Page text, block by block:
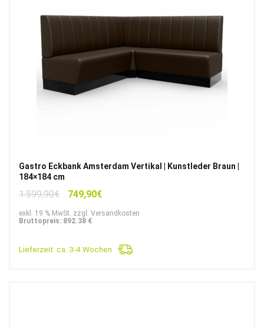
Gastro Eckbank Amsterdam Vertikal | Kunstleder Braun |
184×184 cm
1.599,90€
Ursprünglicher
war:
749,90€Aktueller
ist:
exkl. 19 % MwSt. zzgl. Versandkosten
Bruttopreis: 892.38 €
Lieferzeit: ca. 3-4 Wochen